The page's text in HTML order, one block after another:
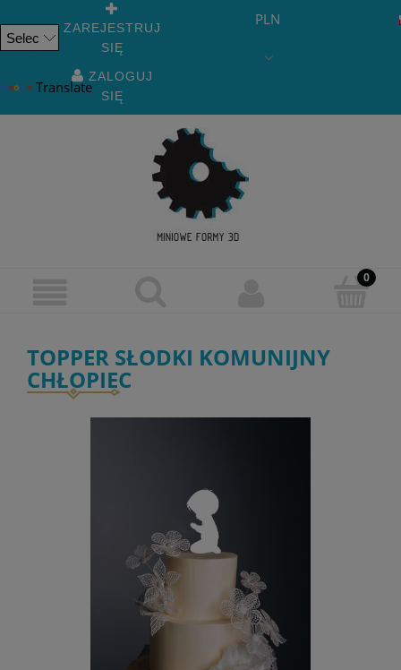
Translate
ZAREJESTRUJ
SIĘ
ZALOGUJ
SIĘ
PLN
TOPPER SŁODKI KOMUNIJNY
CHŁOPIEC